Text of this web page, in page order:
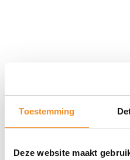
Toestemming
Deze website maakt